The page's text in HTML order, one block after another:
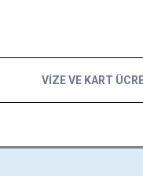
VİZE VE KART